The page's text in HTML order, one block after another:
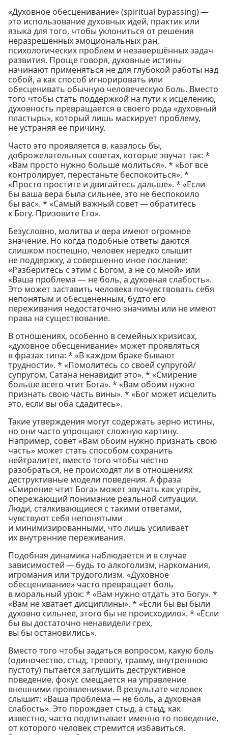
«Духовное обесценивание» (spiritual bypassing) —
это использование духовных идей, практик или
языка для того, чтобы уклониться от решения
неразрешённых эмоциональных ран,
психологических проблем и незавершённых задач
развития. Проще говоря, духовные истины
начинают применяться не для глубокой работы над
собой, а как способ игнорировать или
обесценивать обычную человеческую боль. Вместо
того чтобы стать поддержкой на пути к исцелению,
духовность превращается в своего рода «духовный
пластырь», который лишь маскирует проблему,
не устраняя её причину.
Часто это проявляется в, казалось бы,
доброжелательных советах, которые звучат так: *
«Вам просто нужно больше молиться». * «Бог всё
контролирует, перестаньте беспокоиться». *
«Просто простите и двигайтесь дальше». * «Если
бы ваша вера была сильнее, это не беспокоило
бы вас». * «Самый важный совет — обратитесь
к Богу. Призовите Его».
Безусловно, молитва и вера имеют огромное
значение. Но когда подобные ответы даются
слишком поспешно, человек нередко слышит
не поддержку, а совершенно иное послание:
«Разберитесь с этим с Богом, а не со мной» или
«Ваша проблема — не боль, а духовная слабость».
Это может заставить человека почувствовать себя
непонятым и обесцененным, будто его
переживания недостаточно значимы или не имеют
права на существование.
В отношениях, особенно в семейных кризисах,
«духовное обесценивание» может проявляться
в фразах типа: * «В каждом браке бывают
трудности». * «Помолитесь со своей супругой/
супругом, Сатана ненавидит это». * «Смирение
больше всего чтит Бога». * «Вам обоим нужно
признать свою часть вины». * «Бог может исцелить
это, если вы оба сдадитесь».
Такие утверждения могут содержать зерно истины,
но они часто упрощают сложную картину.
Например, совет «Вам обоим нужно признать свою
часть» может стать способом сохранить
нейтралитет, вместо того чтобы честно
разобраться, не происходят ли в отношениях
деструктивные модели поведения. А фраза
«Смирение чтит Бога» может звучать как упрёк,
опережающий понимание реальной ситуации.
Люди, сталкивающиеся с такими ответами,
чувствуют себя непонятыми
и минимизированными, что лишь усиливает
их внутренние переживания.
Подобная динамика наблюдается и в случае
зависимостей — будь то алкоголизм, наркомания,
игромания или трудоголизм. «Духовное
обесценивание» часто превращает боль
в моральный урок: * «Вам нужно отдать это Богу». *
«Вам не хватает дисциплины». * «Если бы вы были
духовно сильнее, этого бы не происходило». * «Если
бы вы достаточно ненавидели грех,
вы бы остановились».
Вместо того чтобы задаться вопросом, какую боль
(одиночество, стыд, тревогу, травму, внутреннюю
пустоту) пытается заглушить деструктивное
поведение, фокус смещается на управление
внешними проявлениями. В результате человек
слышит: «Ваша проблема — не боль, а духовная
слабость». Это порождает стыд, а стыд, как
известно, часто подпитывает именно то поведение,
от которого человек стремится избавиться.